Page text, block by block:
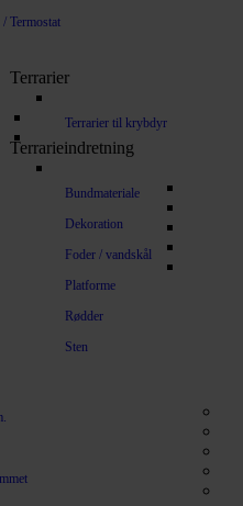
Termostat
Terrarier
Terrarier til krybdyr
Terrarieindretning
Bundmateriale
Dekoration
Foder / vandskål
Platforme
Rødder
Sten